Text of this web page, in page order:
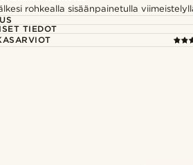
rohkealla sisäänpainetulla
TIEDOT